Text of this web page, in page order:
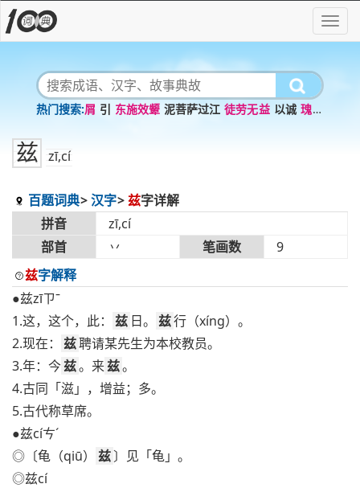
屑 引 东施效颦 泥菩萨过江 徒劳无益 以诚 瑰意
兹 zī,cí
百题词典 汉字 兹字详解
拼音
zī,cí
部首
丷 笔画数
9
兹字解释
●兹zīㄗˉ
1.这，这个，此：
兹 日。 兹行（xíng）。
2.现在：
兹聘请某先生为本校教员。
3.年：今兹。来兹。
4.古同「滋」，增益；多。
5.古代称草席。
●兹cíㄘˊ
◎〔龟（qiū）
兹〕见「龟」。
◎兹cí